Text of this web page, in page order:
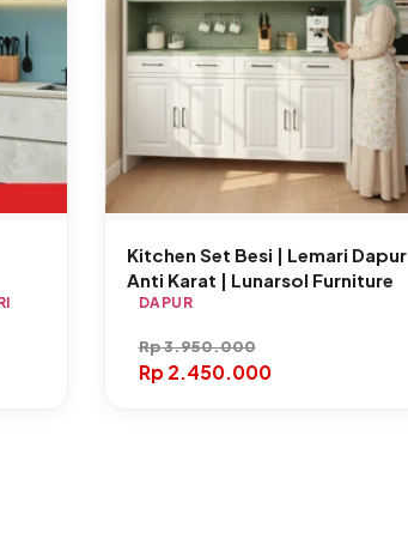
Kitchen Set Besi | Lemari Dapur
Anti Karat | Lunarsol Furniture
DAPUR
Rp3.950.000
Rp2.450.000